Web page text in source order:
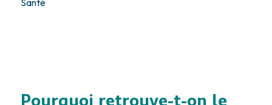
Santé
Pourquoi retrouve-t-on le